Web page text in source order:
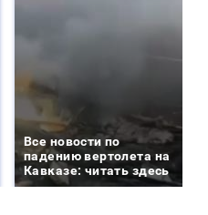
Все новости по
падению вертолета на
Кавказе: читать здесь